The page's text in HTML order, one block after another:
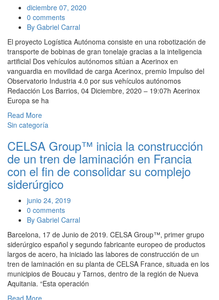
diciembre 07, 2020
0 comments
By Gabriel Carral
El proyecto Logística Autónoma consiste en una robotización de
transporte de bobinas de gran tonelaje gracias a la inteligencia
artificial Dos vehículos autónomos sitúan a Acerinox en
vanguardia en movilidad de carga Acerinox, premio Impulso del
Observatorio Industria 4.0 por sus vehículos autónomos
Redacción Los Barrios, 04 Diciembre, 2020 – 19:07h Acerinox
Europa se ha
Read More
Sin categoría
CELSA Group™ inicia la construcción
de un tren de laminación en Francia
con el fin de consolidar su complejo
siderúrgico
junio 24, 2019
0 comments
By Gabriel Carral
Barcelona, 17 de Junio de 2019. CELSA Group™, primer grupo
siderúrgico español y segundo fabricante europeo de productos
largos de acero, ha iniciado las labores de construcción de un
tren de laminación en su planta de CELSA France, situada en los
municipios de Boucau y Tarnos, dentro de la región de Nueva
Aquitania. “Esta operación
Read More